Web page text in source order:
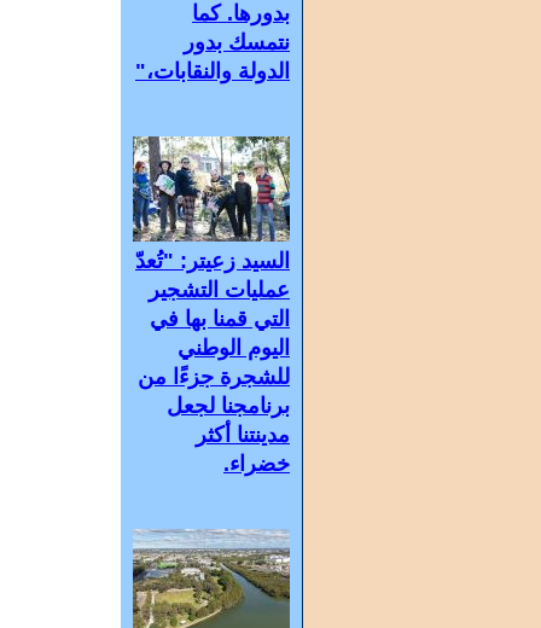
بدورها. كما
نتمسك بدور
الدولة والنقابات،"
السيد زعيتر: "تُعدّ
عمليات التشجير
التي قمنا بها في
اليوم الوطني
للشجرة جزءًا من
برنامجنا لجعل
مدينتنا أكثر
خضراء.